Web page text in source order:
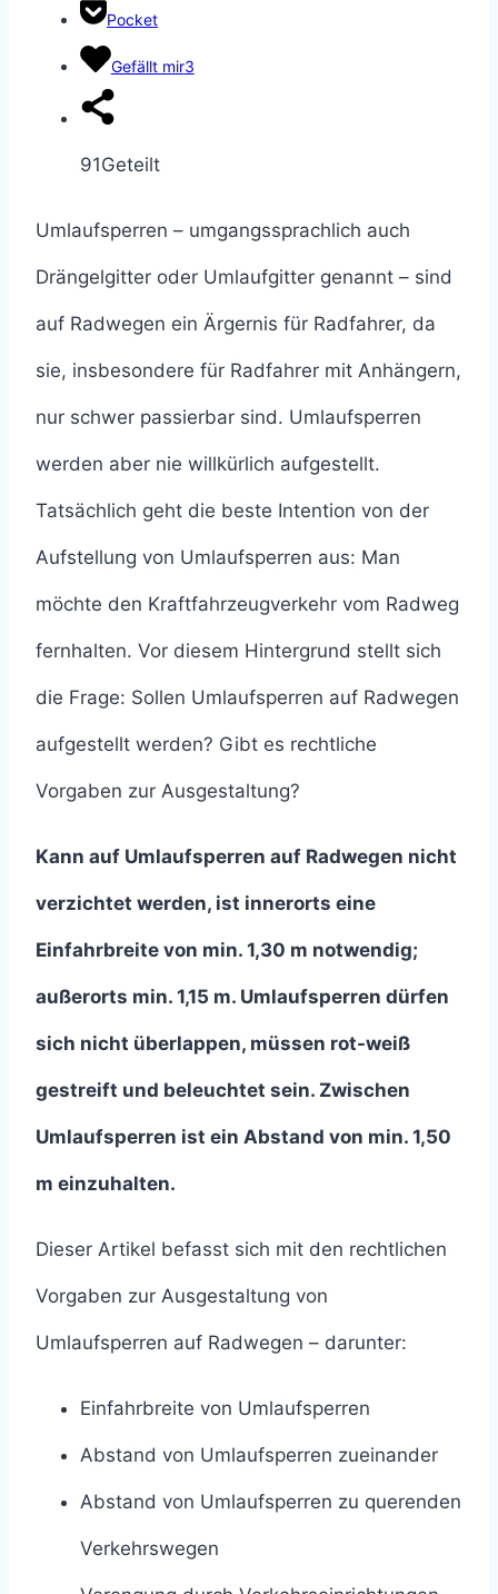
Pocket
Gefällt mir3
91Geteilt
Umlaufsperren – umgangssprachlich auch
Drängelgitter oder Umlaufgitter genannt – sind
auf Radwegen ein Ärgernis für Radfahrer, da
sie, insbesondere für Radfahrer mit Anhängern,
nur schwer passierbar sind. Umlaufsperren
werden aber nie willkürlich aufgestellt.
Tatsächlich geht die beste Intention von der
Aufstellung von Umlaufsperren aus: Man
möchte den Kraftfahrzeugverkehr vom Radweg
fernhalten. Vor diesem Hintergrund stellt sich
die Frage: Sollen Umlaufsperren auf Radwegen
aufgestellt werden? Gibt es rechtliche
Vorgaben zur Ausgestaltung?
Kann auf Umlaufsperren auf Radwegen nicht
verzichtet werden, ist innerorts eine
Einfahrbreite von min. 1,30 m notwendig;
außerorts min. 1,15 m. Umlaufsperren dürfen
sich nicht überlappen, müssen rot-weiß
gestreift und beleuchtet sein. Zwischen
Umlaufsperren ist ein Abstand von min. 1,50
m einzuhalten.
Dieser Artikel befasst sich mit den rechtlichen
Vorgaben zur Ausgestaltung von
Umlaufsperren auf Radwegen – darunter:
Einfahrbreite von Umlaufsperren
Abstand von Umlaufsperren zueinander
Abstand von Umlaufsperren zu querenden
Verkehrswegen